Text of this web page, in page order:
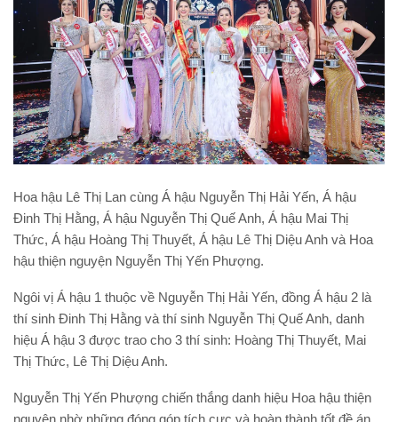
Hoa hậu Lê Thị Lan cùng Á hậu Nguyễn Thị Hải Yến, Á hậu
Đinh Thị Hằng, Á hậu Nguyễn Thị Quế Anh, Á hậu Mai Thị
Thức, Á hậu Hoàng Thị Thuyết, Á hậu Lê Thị Diệu Anh và Hoa
hậu thiện nguyện Nguyễn Thị Yến Phượng.
Ngôi vị Á hậu 1 thuộc về Nguyễn Thị Hải Yến, đồng Á hậu 2 là
thí sinh Đinh Thị Hằng và thí sinh Nguyễn Thị Quế Anh, danh
hiệu Á hậu 3 được trao cho 3 thí sinh: Hoàng Thị Thuyết, Mai
Thị Thức, Lê Thị Diệu Anh.
Nguyễn Thị Yến Phượng chiến thắng danh hiệu Hoa hậu thiện
nguyện nhờ những đóng góp tích cực và hoàn thành tốt đề án